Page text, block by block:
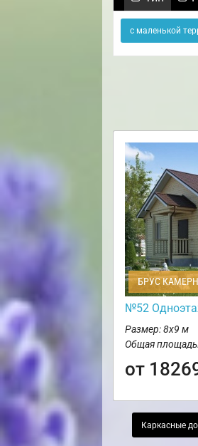
с маленькой
БРУС
№52
Размер: 8х9 м
Общая
от
Каркасные